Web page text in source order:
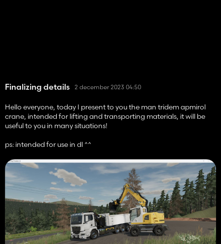
Finalizing details 2 december 2023 04:50
Hello everyone, today I present to you the man tridem apmirol
crane, intended for lifting and transporting materials, it will be
useful to you in many situations!
ps: intended for use in dl ^^